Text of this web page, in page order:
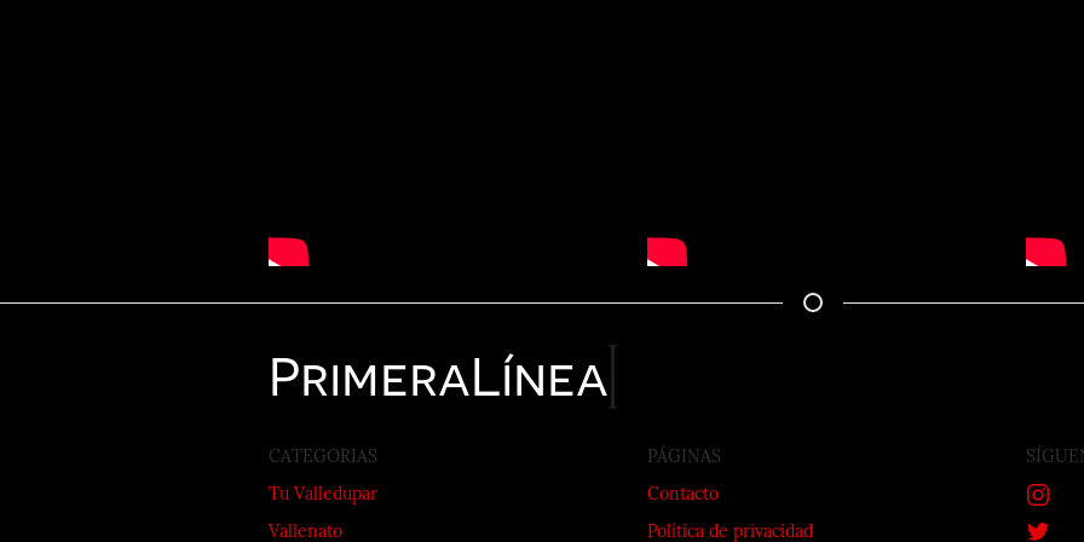
PrimeraLínea
CATEGORIAS
Tu Valledupar
Vallenato
PÁGINAS
Contacto
Política de privacidad